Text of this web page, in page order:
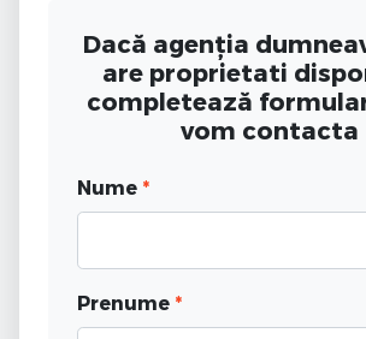
Dacă agenția
are proprietati
completează
vom contacta
Nume *
Prenume *